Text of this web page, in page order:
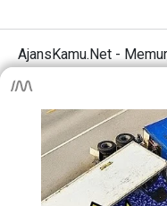
AjansKamu.Net -
Anasayfa Künye
Sitene Ekle
MEB